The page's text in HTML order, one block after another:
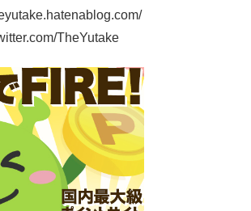
TheYutake